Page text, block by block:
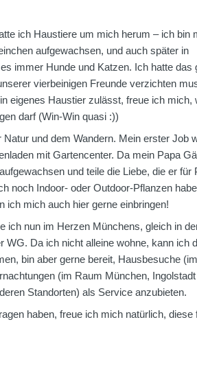
ich Haustiere um mich herum – ich bin
aufgewachsen, und auch später in
immer Hunde und Katzen. Ich hatte das
vierbeinigen Freunde verzichten
eigenes Haustier zulässt, freue ich mich,
darf (Win-Win quasi :))
Natur und dem Wandern. Mein erster Job
mit Gartencenter. Da mein Papa
und teile die Liebe, die er für
noch Indoor- oder Outdoor-Pflanzen
ich mich auch hier gerne einbringen!
ich nun im Herzen Münchens, gleich in
WG. Da ich nicht alleine wohne, kann ich
bin aber gerne bereit, Hausbesuche
(im Raum München,
Standorten) als Service anzubieten.
haben, freue ich mich natürlich, diese